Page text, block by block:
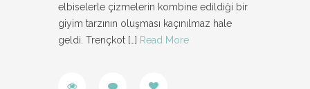
elbiselerle çizmelerin kombine edildiği bir
giyim tarzının oluşması kaçınılmaz hale
geldi. Trençkot […] Read More